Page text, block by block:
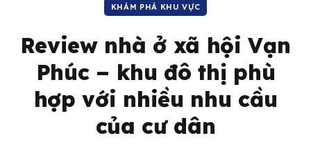
KHÁM PHÁ KHU VỰC
Review nhà ở xã hội Vạn
Phúc – khu đô thị phù
hợp với nhiều nhu cầu
của cư dân